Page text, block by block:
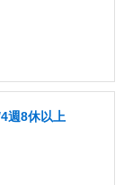
週8休以上